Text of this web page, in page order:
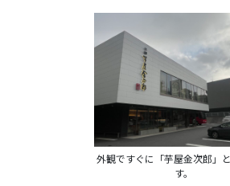
外観ですぐに「芋屋金次郎」
す。